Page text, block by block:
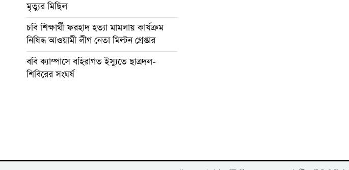
মৃত্যুর মিছিল
চবি শিক্ষার্থী ফরহাদ হত্যা মামলায় কার্যক্রম
নিষিদ্ধ আওয়ামী লীগ নেতা মিল্টন গ্রেপ্তার
ববি ক্যাম্পাসে বহিরাগত ইস্যুতে ছাত্রদল-
শিবিরের সংঘর্ষ